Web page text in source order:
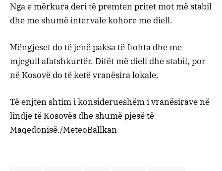
Nga e mërkura deri të premten pritet mot më stabil
dhe me shumë intervale kohore me diell.
Mëngjeset do të jenë paksa të ftohta dhe me
mjegull afatshkurtër. Ditët më diell dhe stabil, por
në Kosovë do të ketë vranësira lokale.
Të enjten shtim i konsiderueshëm i vranësirave në
lindje të Kosovës dhe shumë pjesë të
Maqedonisë./MeteoBallkan